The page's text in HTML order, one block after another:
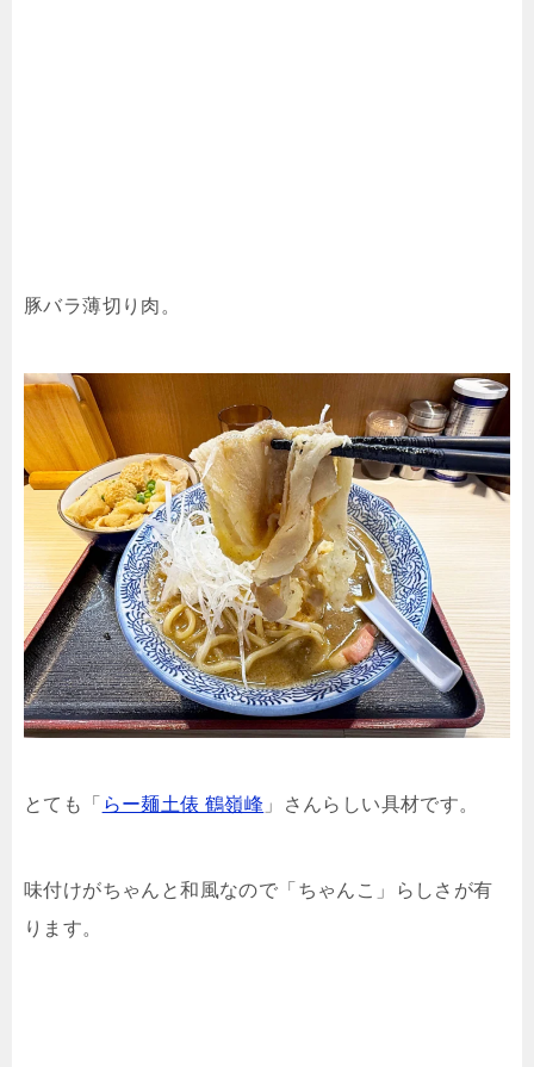
豚バラ薄切り肉。
とても「 らー麺土俵 鶴嶺峰 」さんらしい具材です。
味付けがちゃんと和風なので「ちゃんこ」らしさが有
ります。